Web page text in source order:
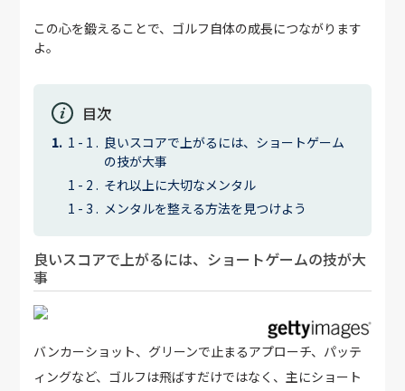
この心を鍛えることで、ゴルフ自体の成長につながります
よ。
目次
良いスコアで上がるには、ショートゲーム
の技が大事
それ以上に大切なメンタル
メンタルを整える方法を見つけよう
良いスコアで上がるには、ショートゲームの技が大
事
バンカーショット、グリーンで止まるアプローチ、パッテ
ィングなど、ゴルフは飛ばすだけではなく、主にショート